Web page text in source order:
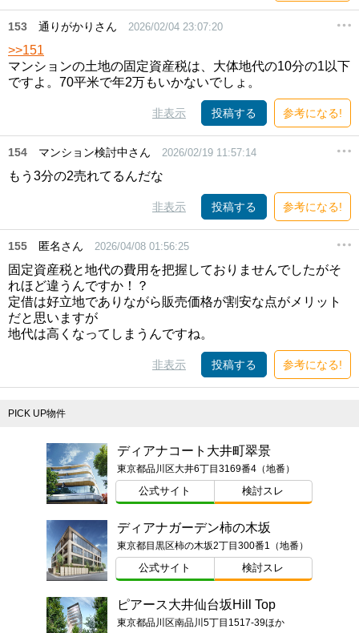
153 通りがかりさん 2026/02/04 23:07:20
>>151
マンションの土地の固定資産税は、大体地代の10分の1以下
ですよ。70平米で年2万もいかないでしょ。
非表示 投稿する 参考になる!
154 マンション検討中さん 2026/02/19 11:57:14
もう3分の2売れてるんだな
非表示 投稿する 参考になる!
155 匿名さん 2026/04/08 01:56:25
固定資産税と地代の費用を把握しておりませんでしたがそ
れほど違うんですか！？
定借は好立地でありながら販売価格が割安な点がメリット
だと思いますが
地代は高くなってしまうんですね。
非表示 投稿する 参考になる!
PICK UP物件
ディアナコート大井町翠景
東京都品川区大井6丁目3169番4（地番）
公式サイト 検討スレ
ディアナガーデン柿の木坂
東京都目黒区柿の木坂2丁目300番1（地番）
公式サイト 検討スレ
ピアース大井仙台坂Hill Top
東京都品川区南品川5丁目1517-39ほか